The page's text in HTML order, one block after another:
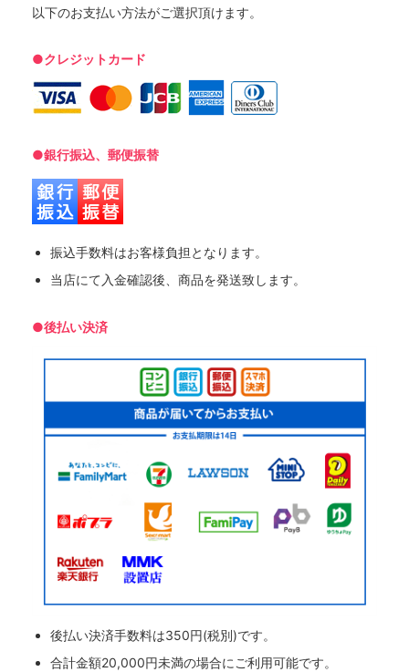
以下のお支払い方法がご選択頂けます。
●クレジットカード
●銀行振込、郵便振替
振込手数料はお客様負担となります。
当店にて入金確認後、商品を発送致します。
●後払い決済
後払い決済手数料は350円(税別)です。
合計金額20,000円未満の場合にご利用可能です。